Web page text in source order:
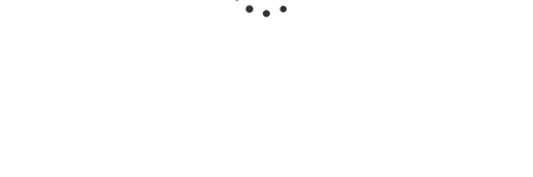
(40х102